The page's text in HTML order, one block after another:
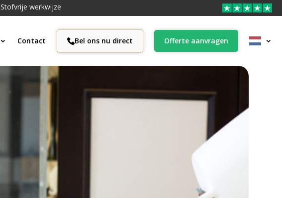
Stofvrije werkwijze
Contact Bel ons nu direct Offerte aanvragen